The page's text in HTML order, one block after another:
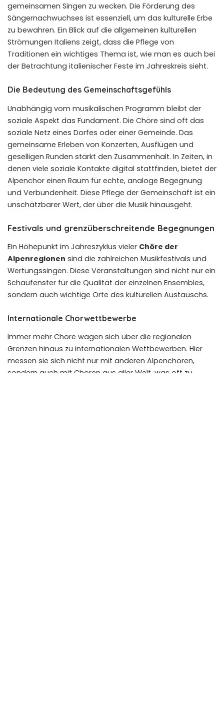
gemeinsamen Singen zu wecken. Die Förderung des
Sängernachwuchses ist essenziell, um das kulturelle Erbe
zu bewahren. Ein Blick auf die allgemeinen kulturellen
Strömungen Italiens zeigt, dass die Pflege von
Traditionen ein wichtiges Thema ist, wie man es auch bei
der Betrachtung italienischer Feste im Jahreskreis sieht.
Die Bedeutung des Gemeinschaftsgefühls
Unabhängig vom musikalischen Programm bleibt der
soziale Aspekt das Fundament. Die Chöre sind oft das
soziale Netz eines Dorfes oder einer Gemeinde. Das
gemeinsame Erleben von Konzerten, Ausflügen und
geselligen Runden stärkt den Zusammenhalt. In Zeiten, in
denen viele soziale Kontakte digital stattfinden, bietet der
Alpenchor einen Raum für echte, analoge Begegnung
und Verbundenheit. Diese Pflege der Gemeinschaft ist ein
unschätzbarer Wert, der über die Musik hinausgeht.
Festivals und grenzüberschreitende Begegnungen
Ein Höhepunkt im Jahreszyklus vieler Chöre der
Alpenregionen sind die zahlreichen Musikfestivals und
Wertungssingen. Diese Veranstaltungen sind nicht nur ein
Schaufenster für die Qualität der einzelnen Ensembles,
sondern auch wichtige Orte des kulturellen Austauschs.
Internationale Chorwettbewerbe
Immer mehr Chöre wagen sich über die regionalen
Grenzen hinaus zu internationalen Wettbewerben. Hier
messen sie sich nicht nur mit anderen Alpenchören,
sondern auch mit Chören aus aller Welt, was oft zu